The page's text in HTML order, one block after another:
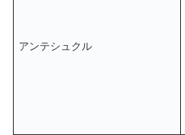
アンテシュクル